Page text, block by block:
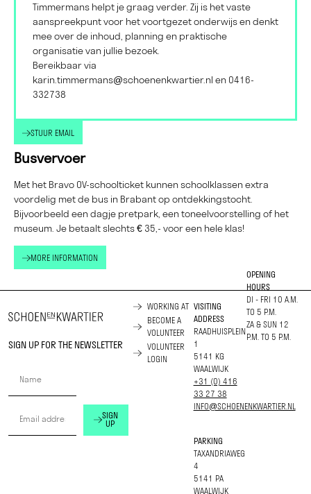
Timmermans helpt je graag verder. Zij is het vaste
aanspreekpunt voor het voortgezet onderwijs en denkt
mee over de inhoud, planning en praktische
organisatie van jullie bezoek.
Bereikbaar via
karin.timmermans@schoenenkwartier.nl en 0416-
332738
STUUR EMAIL
Busvervoer
Met het Bravo OV-schoolticket kunnen schoolklassen extra
voordelig met de bus in Brabant op ontdekkingstocht.
Bijvoorbeeld een dagje pretpark, een toneelvoorstelling of het
museum. Je betaalt slechts € 35,- voor een hele klas!
MORE INFORMATION
SIGN UP FOR THE NEWSLETTER
SIGN
UP
WORKING AT
BECOME A
VOLUNTEER
VOLUNTEER
LOGIN
VISITING
ADDRESS
RAADHUISPLEIN
1
5141 KG
WAALWIJK
+31 (0) 416
33 27 38
INFO@SCHOENENKWARTIER.NL
PARKING
TAXANDRIAWEG
4
5141 PA
WAALWIJK
OPENING
HOURS
DI - FRI 10 A.M.
TO 5 P.M.
ZA & SUN 12
P.M. TO 5 P.M.